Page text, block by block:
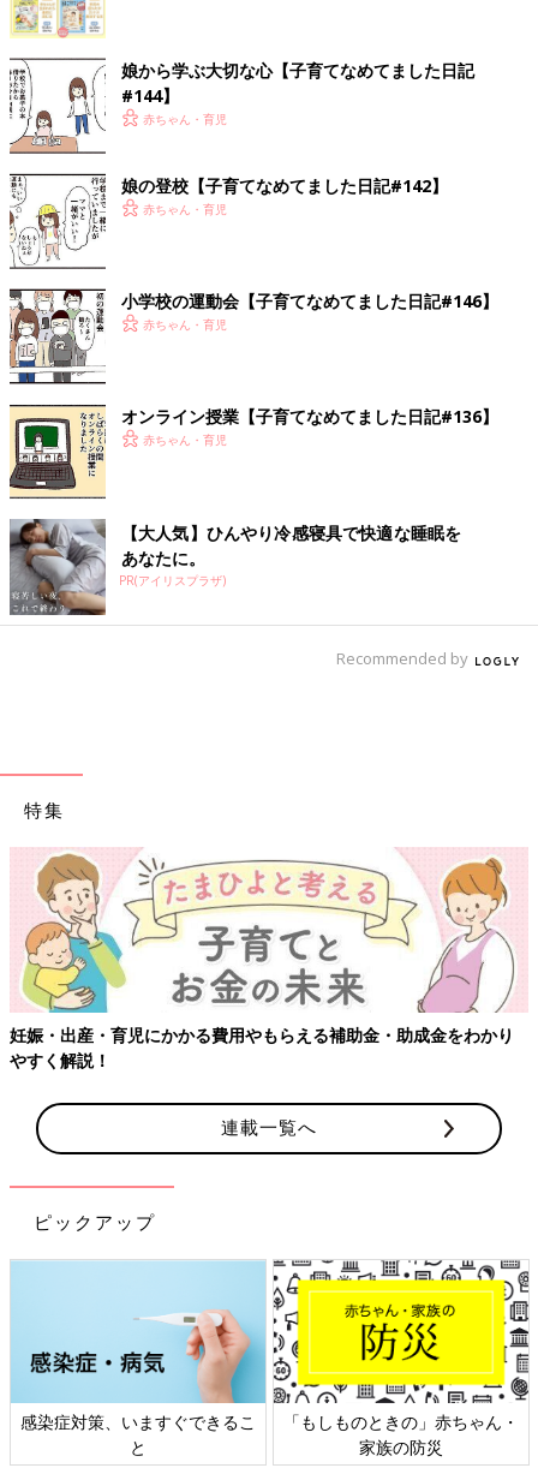
娘から学ぶ大切な心【子育てなめてました日記
#144】
赤ちゃん・育児
娘の登校【子育てなめてました日記#142】
赤ちゃん・育児
小学校の運動会【子育てなめてました日記#146】
赤ちゃん・育児
オンライン授業【子育てなめてました日記#136】
赤ちゃん・育児
【大人気】ひんやり冷感寝具で快適な睡眠を
あなたに。
PR(アイリスプラザ)
Recommended by
特集
妊娠・出産・育児にかかる費用やもらえる補助金・助成金をわかり
やすく解説！
連載一覧へ
ピックアップ
感染症対策、いますぐできるこ
と
「もしものときの」赤ちゃん・
家族の防災